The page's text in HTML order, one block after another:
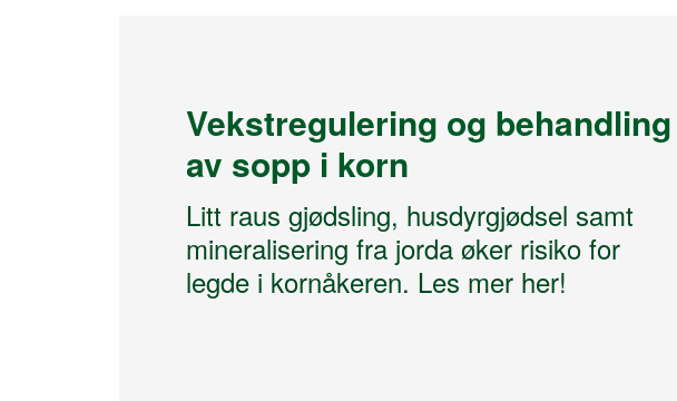
Vekstregulering og behandling
av sopp i korn
Litt raus gjødsling, husdyrgjødsel samt
mineralisering fra jorda øker risiko for
legde i kornåkeren. Les mer her!